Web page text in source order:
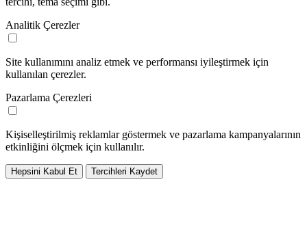
Analitik Çerezler
Site kullanımını analiz etmek ve performansı iyileştirmek için
kullanılan çerezler.
Pazarlama Çerezleri
Kişiselleştirilmiş reklamlar göstermek ve pazarlama kampanyalarının
etkinliğini ölçmek için kullanılır.
Hepsini Kabul Et Tercihleri Kaydet